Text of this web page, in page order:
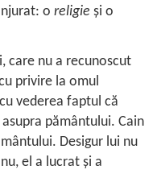
o religie şi o
care nu a recunoscut
privire la omul
vederea faptul că
pământului. Cain
Desigur lui nu
el a lucrat şi a